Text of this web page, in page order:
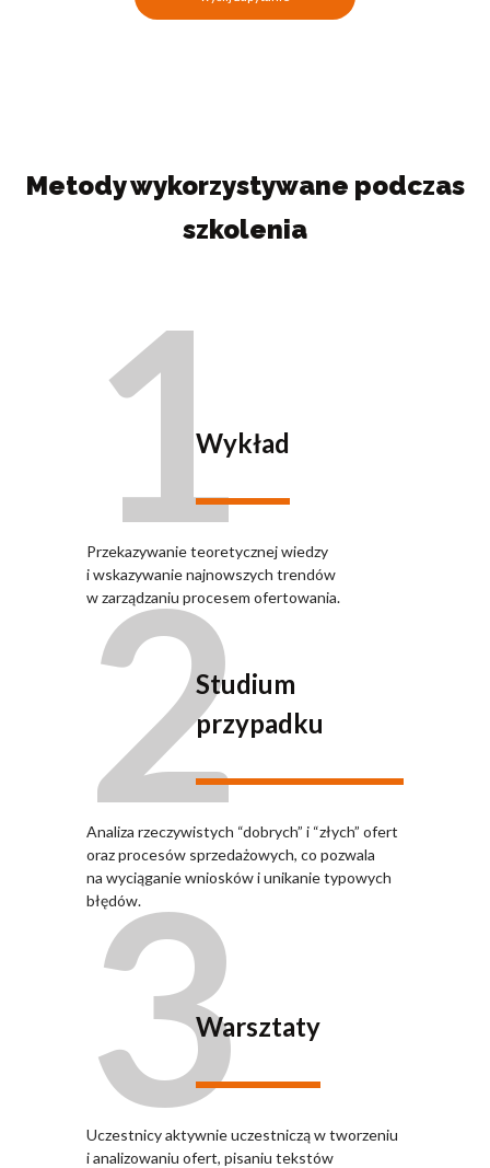
Metody wykorzystywane podczas
szkolenia
1Wykład
Przekazywanie teoretycznej wiedzy
i wskazywanie najnowszych trendów
w zarządzaniu procesem ofertowania.
2Studium
przypadku
Analiza rzeczywistych “dobrych” i “złych” ofert
oraz procesów sprzedażowych, co pozwala
na wyciąganie wniosków i unikanie typowych
błędów.
3Warsztaty
Uczestnicy aktywnie uczestniczą w tworzeniu
i analizowaniu ofert, pisaniu tekstów